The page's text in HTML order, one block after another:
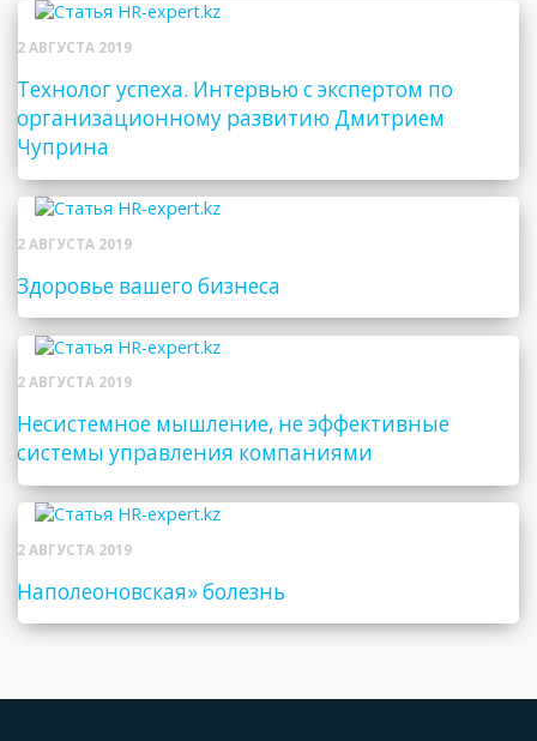
2 АВГУСТА 2019
Технолог успеха. Интервью с экспертом по
организационному развитию Дмитрием
Чуприна
2 АВГУСТА 2019
Здоровье вашего бизнеса
2 АВГУСТА 2019
Несистемное мышление, не эффективные
системы управления компаниями
2 АВГУСТА 2019
Наполеоновская» болезнь